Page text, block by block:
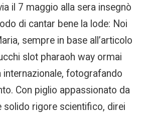
il 7 maggio alla sera insegnò
di cantar bene la lode: Noi
sempre in base all’articolo
slot pharaoh way ormai
fotografando
Con piglio appassionato da
solido rigore scientifico, direi